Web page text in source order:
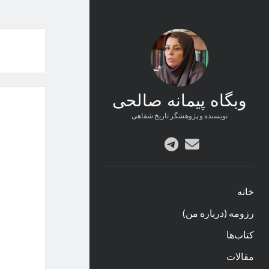
وبگاه پیمانه صالحی
نویسنده و پژوهشگر تاریخ شفاهی
پستtelegram
خانه
رزومه (درباره من)
کتاب‌ها
مقالات